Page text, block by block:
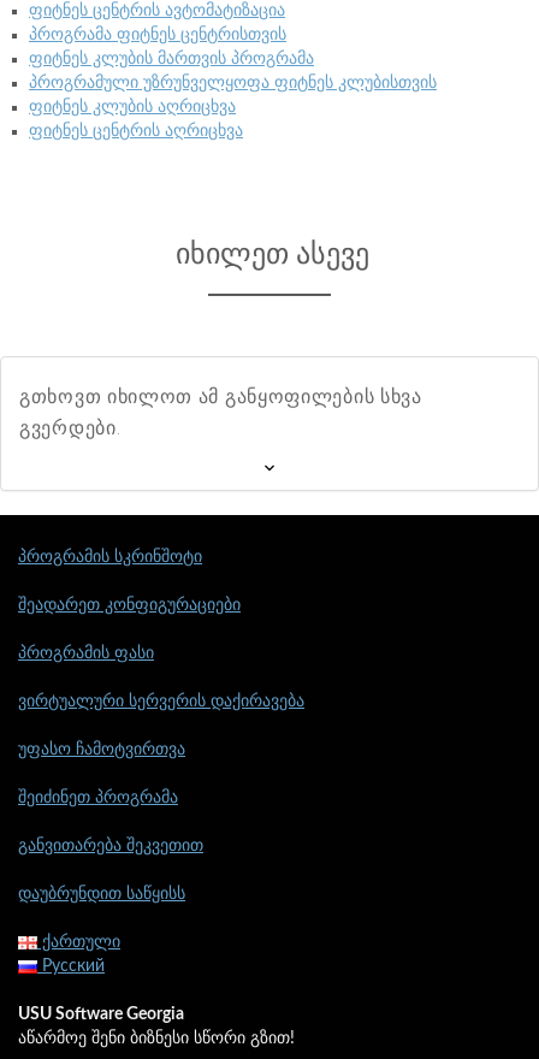
ფიტნეს ცენტრის ავტომატიზაცია
პროგრამა ფიტნეს ცენტრისთვის
ფიტნეს კლუბის მართვის პროგრამა
პროგრამული უზრუნველყოფა ფიტნეს კლუბისთვის
ფიტნეს კლუბის აღრიცხვა
ფიტნეს ცენტრის აღრიცხვა
იხილეთ ასევე
გთხოვთ იხილოთ ამ განყოფილების სხვა
გვერდები.
პროგრამის სკრინშოტი
შეადარეთ კონფიგურაციები
პროგრამის ფასი
ვირტუალური სერვერის დაქირავება
უფასო ჩამოტვირთვა
შეიძინეთ პროგრამა
განვითარება შეკვეთით
დაუბრუნდით საწყისს
ქართული
Русский
USU Software Georgia
აწარმოე შენი ბიზნესი სწორი გზით!